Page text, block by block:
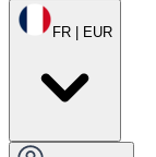
FR | EUR